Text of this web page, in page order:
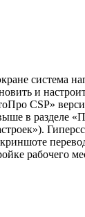
система
и
CSP»
в разделе
рабочего